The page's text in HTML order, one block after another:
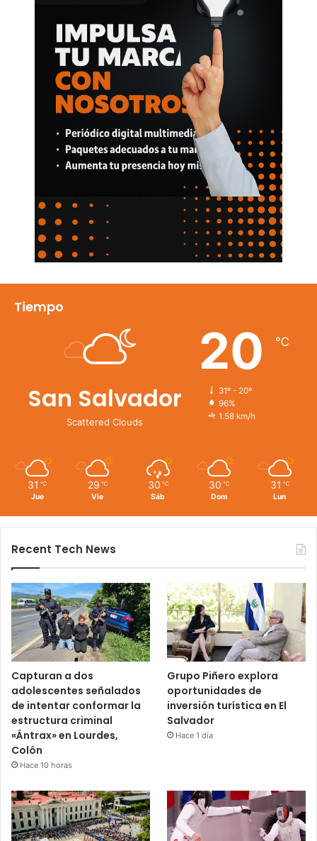
Tiempo
San Salvador
Scattered Clouds
20 ℃
31º - 20º
96%
1.58 km/h
31 ℃
Jue
29 ℃
Vie
30 ℃
Sáb
30 ℃
Dom
31 ℃
Lun
Recent Tech News
Capturan a dos
adolescentes señalados
de intentar conformar la
estructura criminal
«Ántrax» en Lourdes,
Colón
Hace 10 horas
Grupo Piñero explora
oportunidades de
inversión turística en El
Salvador
Hace 1 día